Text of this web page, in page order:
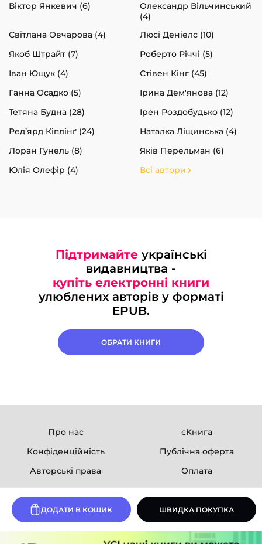
ДОДАТИ В КОШИК ШВИДКА ПОКУПКА
Віктор Янкевич (6)
Олександр Вільчинський
(4)
Світлана Овчарова (4)
Люсі Деніелс (10)
Якоб Штрайт (7)
Роберто Річчі (5)
Іван Ющук (4)
Стівен Кінг (45)
Ганна Осадко (5)
Ірина Дем'янова (12)
Тетяна Будна (28)
Ірен Роздобудько (12)
Ред’ярд Кіплінґ (24)
Наталка Ліщинська (4)
Лоран Гунель (8)
Яків Перельман (6)
Юлія Олефір (4)
Всі автори
Підтримайте українські
видавництва -
купіть електронні книги
улюблених авторів у форматі
EPUB.
ОБРАТИ КНИГИ
Про нас
єКнига
Конфіденційність
Публічна оферта
Авторські права
Оплата
Розробка сайту